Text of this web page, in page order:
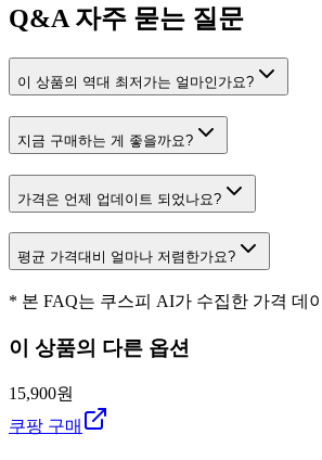
Q&A자주 묻는 질문
이 상품의 역대 최저가는 얼마인가요?
지금 구매하는 게 좋을까요?
가격은 언제 업데이트 되었나요?
평균 가격대비 얼마나 저렴한가요?
* 본 FAQ는 쿠스피 AI가 수집한 가격 데
이 상품의 다른 옵션
15,900원
쿠팡 구매